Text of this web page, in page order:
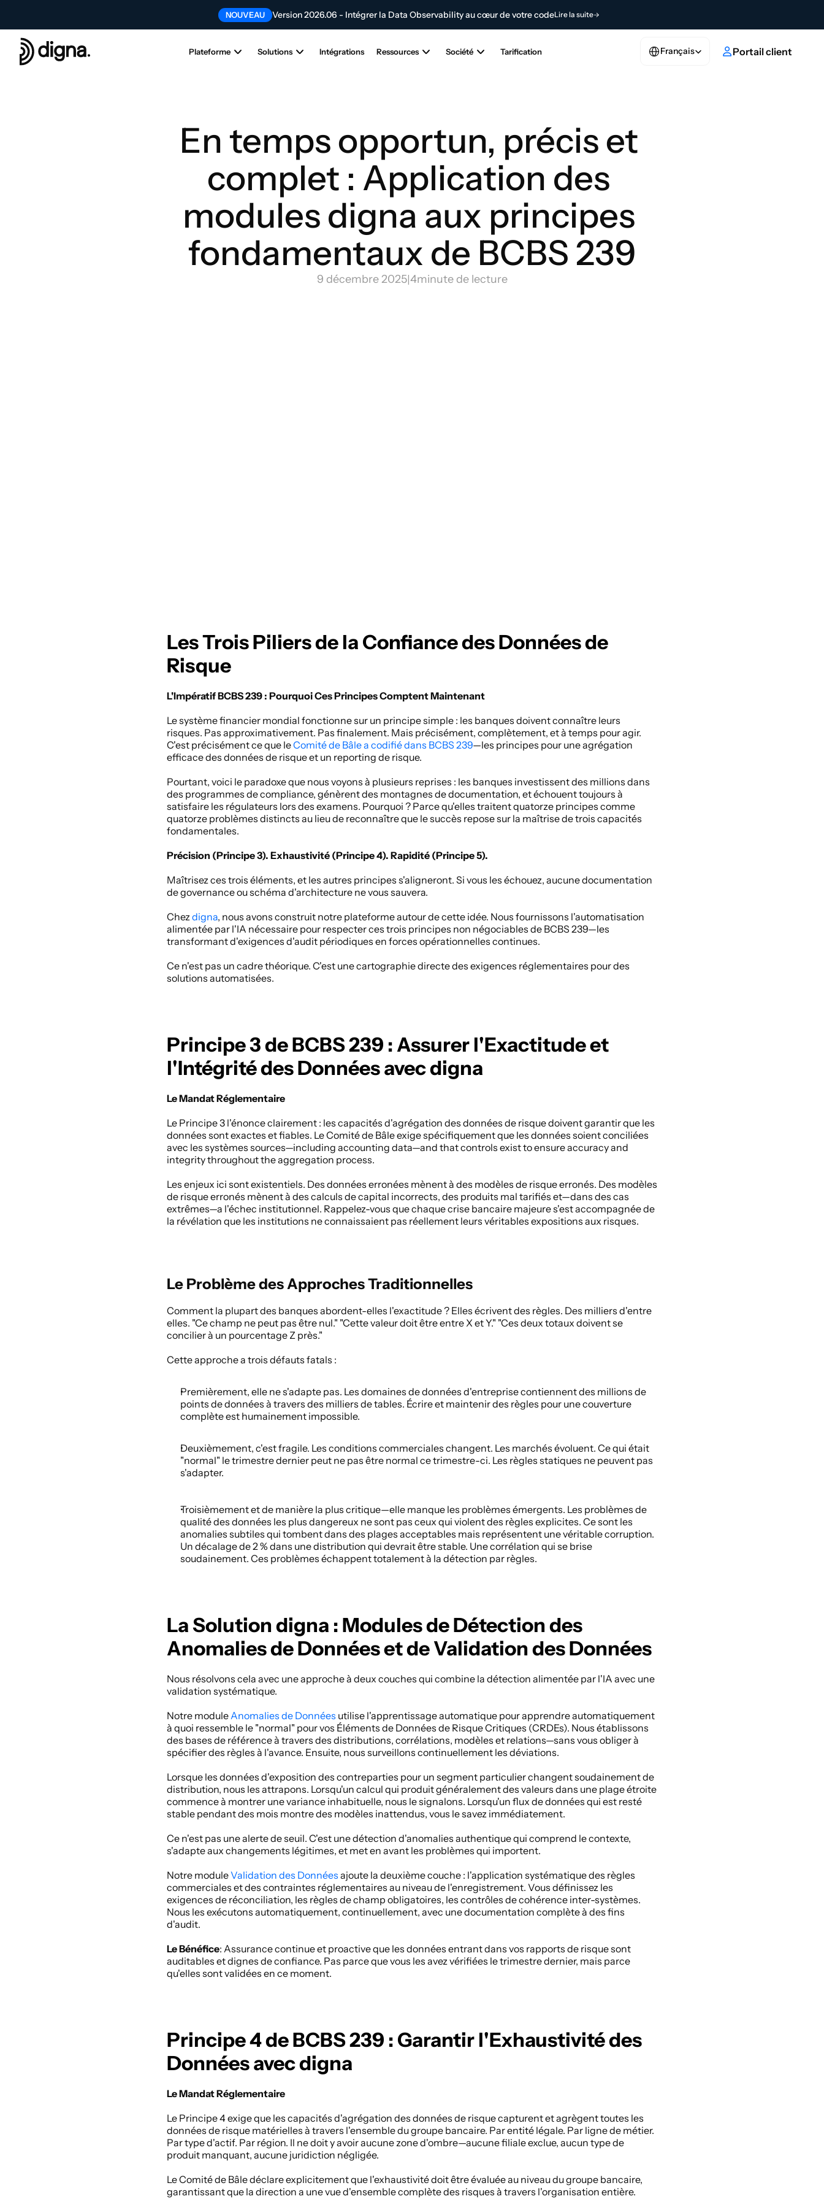
NOUVEAU Version 2026.06 - Intégrer la Data Observability au cœur de votre codeLire la suite
Plateforme Solutions Intégrations Ressources Société Tarification Français Portail client
En temps opportun, précis et
complet : Application des
modules digna aux principes
fondamentaux de BCBS 239
9 décembre 2025|4minute de lecture
Les Trois Piliers de la Confiance des Données de
Risque
L'Impératif BCBS 239 : Pourquoi Ces Principes Comptent Maintenant
Le système financier mondial fonctionne sur un principe simple : les banques doivent connaître leurs
risques. Pas approximativement. Pas finalement. Mais précisément, complètement, et à temps pour agir.
C'est précisément ce que le Comité de Bâle a codifié dans BCBS 239—les principes pour une agrégation
efficace des données de risque et un reporting de risque.
Pourtant, voici le paradoxe que nous voyons à plusieurs reprises : les banques investissent des millions dans
des programmes de compliance, génèrent des montagnes de documentation, et échouent toujours à
satisfaire les régulateurs lors des examens. Pourquoi ? Parce qu'elles traitent quatorze principes comme
quatorze problèmes distincts au lieu de reconnaître que le succès repose sur la maîtrise de trois capacités
fondamentales.
Précision (Principe 3). Exhaustivité (Principe 4). Rapidité (Principe 5).
Maîtrisez ces trois éléments, et les autres principes s'aligneront. Si vous les échouez, aucune documentation
de governance ou schéma d'architecture ne vous sauvera.
Chez digna, nous avons construit notre plateforme autour de cette idée. Nous fournissons l'automatisation
alimentée par l'IA nécessaire pour respecter ces trois principes non négociables de BCBS 239—les
transformant d'exigences d'audit périodiques en forces opérationnelles continues.
Ce n'est pas un cadre théorique. C'est une cartographie directe des exigences réglementaires pour des
solutions automatisées.
Principe 3 de BCBS 239 : Assurer l'Exactitude et
l'Intégrité des Données avec digna
Le Mandat Réglementaire
Le Principe 3 l'énonce clairement : les capacités d'agrégation des données de risque doivent garantir que les
données sont exactes et fiables. Le Comité de Bâle exige spécifiquement que les données soient conciliées
avec les systèmes sources—including accounting data—and that controls exist to ensure accuracy and
integrity throughout the aggregation process.
Les enjeux ici sont existentiels. Des données erronées mènent à des modèles de risque erronés. Des modèles
de risque erronés mènent à des calculs de capital incorrects, des produits mal tarifiés et—dans des cas
extrêmes—a l'échec institutionnel. Rappelez-vous que chaque crise bancaire majeure s'est accompagnée de
la révélation que les institutions ne connaissaient pas réellement leurs véritables expositions aux risques.
Le Problème des Approches Traditionnelles
Comment la plupart des banques abordent-elles l'exactitude ? Elles écrivent des règles. Des milliers d'entre
elles. "Ce champ ne peut pas être nul." "Cette valeur doit être entre X et Y." "Ces deux totaux doivent se
concilier à un pourcentage Z près."
Cette approche a trois défauts fatals :
Premièrement, elle ne s'adapte pas. Les domaines de données d'entreprise contiennent des millions de
points de données à travers des milliers de tables. Écrire et maintenir des règles pour une couverture
complète est humainement impossible.
Deuxièmement, c'est fragile. Les conditions commerciales changent. Les marchés évoluent. Ce qui était
"normal" le trimestre dernier peut ne pas être normal ce trimestre-ci. Les règles statiques ne peuvent pas
s'adapter.
Troisièmement et de manière la plus critique—elle manque les problèmes émergents. Les problèmes de
qualité des données les plus dangereux ne sont pas ceux qui violent des règles explicites. Ce sont les
anomalies subtiles qui tombent dans des plages acceptables mais représentent une véritable corruption.
Un décalage de 2 % dans une distribution qui devrait être stable. Une corrélation qui se brise
soudainement. Ces problèmes échappent totalement à la détection par règles.
La Solution digna : Modules de Détection des
Anomalies de Données et de Validation des Données
Nous résolvons cela avec une approche à deux couches qui combine la détection alimentée par l'IA avec une
validation systématique.
Notre moduleAnomalies de Données utilise l'apprentissage automatique pour apprendre automatiquement
à quoi ressemble le "normal" pour vos Éléments de Données de Risque Critiques (CRDEs). Nous établissons
des bases de référence à travers des distributions, corrélations, modèles et relations—sans vous obliger à
spécifier des règles à l'avance. Ensuite, nous surveillons continuellement les déviations.
Lorsque les données d'exposition des contreparties pour un segment particulier changent soudainement de
distribution, nous les attrapons. Lorsqu'un calcul qui produit généralement des valeurs dans une plage étroite
commence à montrer une variance inhabituelle, nous le signalons. Lorsqu'un flux de données qui est resté
stable pendant des mois montre des modèles inattendus, vous le savez immédiatement.
Ce n'est pas une alerte de seuil. C'est une détection d'anomalies authentique qui comprend le contexte,
s'adapte aux changements légitimes, et met en avant les problèmes qui importent.
Notre moduleValidation des Données ajoute la deuxième couche : l'application systématique des règles
commerciales et des contraintes réglementaires au niveau de l'enregistrement. Vous définissez les
exigences de réconciliation, les règles de champ obligatoires, les contrôles de cohérence inter-systèmes.
Nous les exécutons automatiquement, continuellement, avec une documentation complète à des fins
d'audit.
Le Bénéfice: Assurance continue et proactive que les données entrant dans vos rapports de risque sont
auditables et dignes de confiance. Pas parce que vous les avez vérifiées le trimestre dernier, mais parce
qu'elles sont validées en ce moment.
Principe 4 de BCBS 239 : Garantir l'Exhaustivité des
Données avec digna
Le Mandat Réglementaire
Le Principe 4 exige que les capacités d'agrégation des données de risque capturent et agrègent toutes les
données de risque matérielles à travers l'ensemble du groupe bancaire. Par entité légale. Par ligne de métier.
Par type d'actif. Par région. Il ne doit y avoir aucune zone d'ombre—aucune filiale exclue, aucun type de
produit manquant, aucune juridiction négligée.
Le Comité de Bâle déclare explicitement que l'exhaustivité doit être évaluée au niveau du groupe bancaire,
garantissant que la direction a une vue d'ensemble complète des risques à travers l'organisation entière.